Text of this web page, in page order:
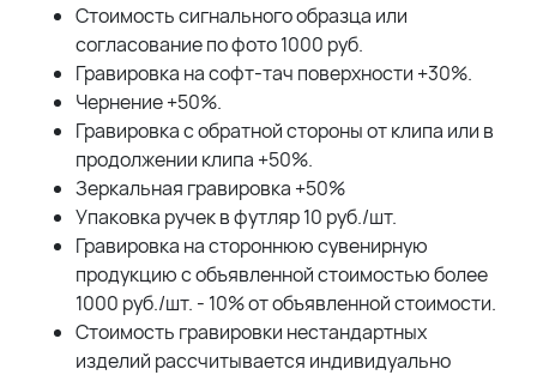
Стоимость сигнального образца или
согласование по фото 1000 руб.
Гравировка на софт-тач поверхности +30%.
Чернение +50%.
Гравировка с обратной стороны от клипа или в
продолжении клипа +50%.
Зеркальная гравировка +50%
Упаковка ручек в футляр 10 руб./шт.
Гравировка на стороннюю сувенирную
продукцию с объявленной стоимостью более
1000 руб./шт. - 10% от объявленной стоимости.
Стоимость гравировки нестандартных
изделий рассчитывается индивидуально